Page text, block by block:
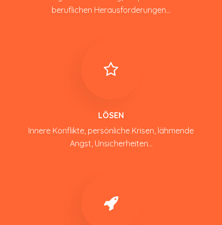
beruflichen Herausforderungen...
LÖSEN
Innere Konflikte, persönliche Krisen, lähmende
Angst, Unsicherheiten...